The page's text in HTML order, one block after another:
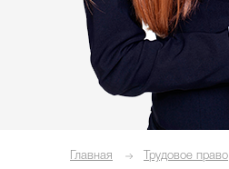
Главная Трудовое право